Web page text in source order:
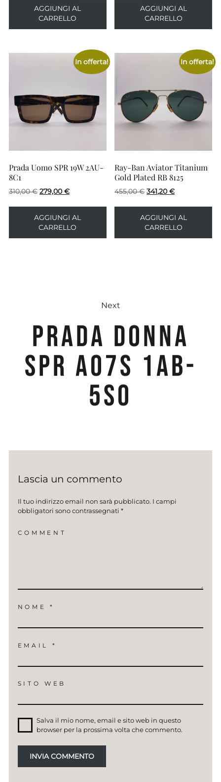
era:
172,00 €.
è:
154,80 €.
AGGIUNGI AL
CARRELLO
era:
380,00 €.
è:
342,00 €.
AGGIUNGI AL
CARRELLO
In offerta!
Prada Uomo SPR 19W 2AU-
8C1
310,00€ Il
era:
310,00 €.
279,00 €Il
è:
279,00 €.
AGGIUNGI AL
CARRELLO
In offerta!
Ray-Ban Aviator Titanium
Gold Plated RB 8125
455,00€ Il
era:
455,00 €.
341,20€Il
è:
341,20 €.
AGGIUNGI AL
CARRELLO
Next
PRADA DONNA
SPR A07S 1AB-
5S0
Lascia un commento
Il tuo indirizzo email non sarà pubblicato. I campi
obbligatori sono contrassegnati *
COMMENT
NOME*
EMAIL *
SITO WEB
Salva il mio nome, email e sito web in questo
browser per la prossima volta che commento.
INVIA COMMENTO